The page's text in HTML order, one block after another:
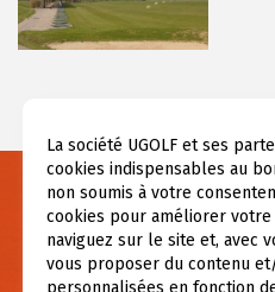
Besoin
Pour toute question ou
La société UGOLF et ses
cookies indispensables au
non soumis à votre
cookies pour améliorer
naviguez sur le site et, avec
vous proposer du contenu